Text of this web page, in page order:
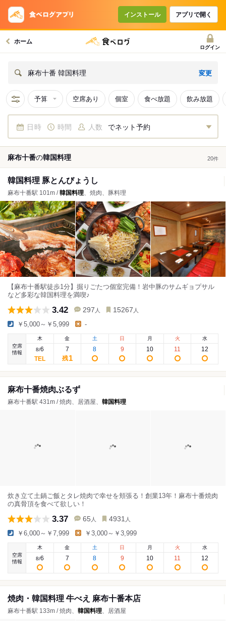
インストール アプリで開く
ホーム
ログイン
麻布十番 韓国料理 変更
予算 空席あり 個室 食べ放題 飲み放題
日時 時間 人数 でネット予約
麻布十番の韓国料理 20件
韓国料理 豚とんびょうし
麻布十番駅 101m /韓国料理、焼肉、豚料理
【麻布十番駅徒歩1分】掘りごたつ個室完備！岩中豚のサムギョプサル
など多彩な韓国料理を満喫♪
3.42 297 人 15267 人
￥5,000～￥5,999 -
空席
情報
木
8/6
金
7
残1
土
8
日
9
月
10
火
11
水
12
麻布十番焼肉ぶるず
麻布十番駅 431m / 焼肉、居酒屋、 韓国料理
炊き立て土鍋ご飯とタレ焼肉で幸せを頬張る！創業13年！麻布十番焼肉
の真骨頂を食べて欲しい！
3.37 65 人 4931 人
￥6,000～￥7,999 ￥3,000～￥3,999
空席
情報
木
8/6
金
7
土
8
日
9
月
10
火
11
水
12
焼肉・韓国料理 牛べえ 麻布十番本店
麻布十番駅 133m / 焼肉、 韓国料理、居酒屋